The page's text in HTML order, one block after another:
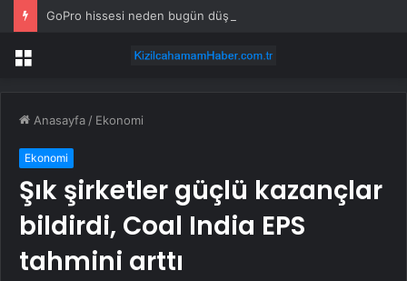
GoPro hissesi neden bugün düşüyor?
Menü
Anasayfa / Ekonomi
Ekonomi
Şık şirketler güçlü kazançlar
bildirdi, Coal India EPS
tahmini arttı